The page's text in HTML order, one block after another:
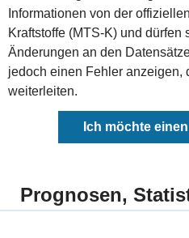
Informationen von der
Kraftstoffe (MTS-K) und dürfen
Änderungen an den
jedoch einen Fehler anzeigen,
weiterleiten.
Ich möchte
Prognosen,